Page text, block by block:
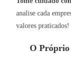
analise cada
valores praticados!
O Próprio